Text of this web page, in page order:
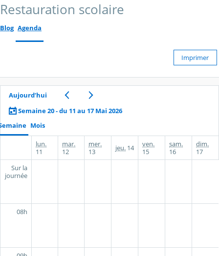
Restauration scolaire
Blog Agenda
Imprimer
Aujourd’hui
Semaine 20 - du 11 au 17 Mai 2026
Mois
lun.
11
mar.
12
mer.
13
jeu. 14
ven.
15
sam.
16
dim.
17
Sur la
journée
08h